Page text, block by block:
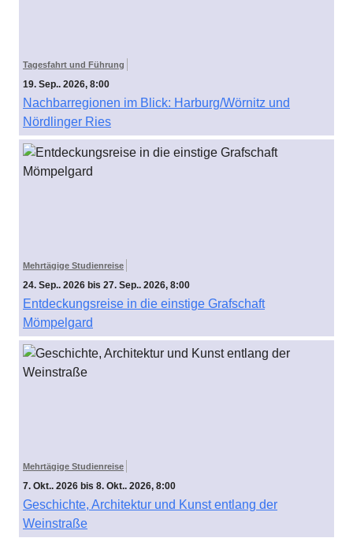
Tagesfahrt und Führung
19. Sep.. 2026, 8:00
Nachbarregionen im Blick: Harburg/Wörnitz und
Nördlinger Ries
Mehrtägige Studienreise
24. Sep.. 2026 bis 27. Sep.. 2026, 8:00
Entdeckungsreise in die einstige Grafschaft
Mömpelgard
Mehrtägige Studienreise
7. Okt.. 2026 bis 8. Okt.. 2026, 8:00
Geschichte, Architektur und Kunst entlang der
Weinstraße